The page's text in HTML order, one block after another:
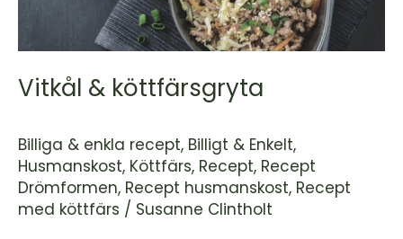
Vitkål & köttfärsgryta
Billiga & enkla recept, Billigt & Enkelt,
Husmanskost, Köttfärs, Recept, Recept
Drömformen, Recept husmanskost, Recept
med köttfärs / Susanne Clintholt